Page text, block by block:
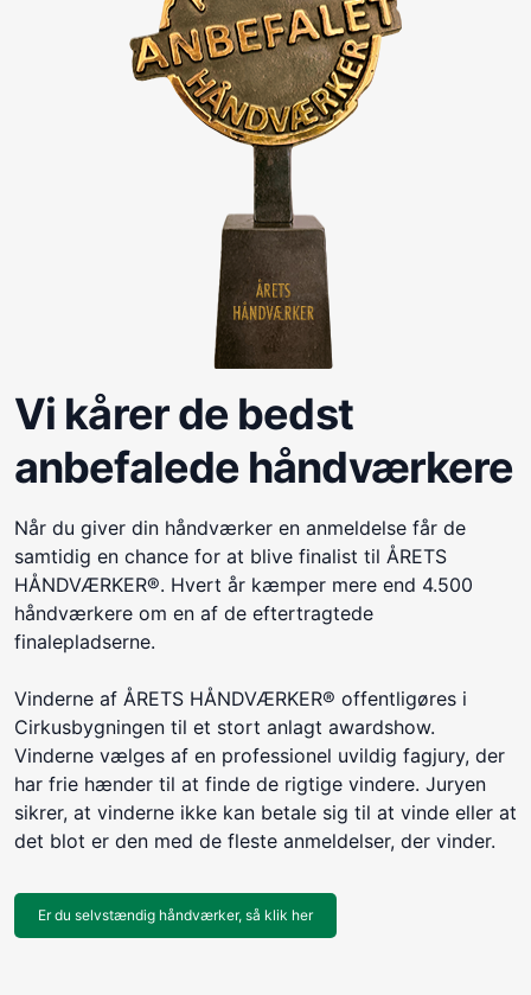
Vi kårer de bedst
anbefalede håndværkere
Når du giver din håndværker en anmeldelse får de
samtidig en chance for at blive finalist til ÅRETS
HÅNDVÆRKER®. Hvert år kæmper mere end 4.500
håndværkere om en af de eftertragtede
finalepladserne.
Vinderne af ÅRETS HÅNDVÆRKER® offentligøres i
Cirkusbygningen til et stort anlagt awardshow.
Vinderne vælges af en professionel uvildig fagjury, der
har frie hænder til at finde de rigtige vindere. Juryen
sikrer, at vinderne ikke kan betale sig til at vinde eller at
det blot er den med de fleste anmeldelser, der vinder.
Er du selvstændig håndværker, så klik her